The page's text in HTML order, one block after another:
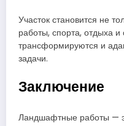
Участок становится не
работы, спорта, отдыха
трансформируются и
задачи.
Заключение
Ландшафтные работы —